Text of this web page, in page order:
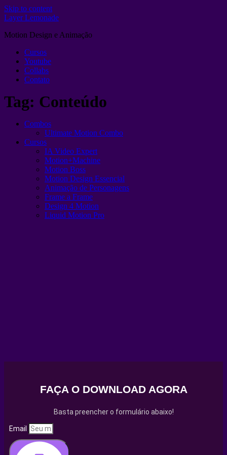
Skip to content
Layer Lemonade
Motion Design e Animação
Cursos
Youtube
Collabs
Contato
Tag: Conteúdo
Combos
Ultimate Motion Combo
Cursos
IA Video Expert
Motion+Machine
Motion Boss
Motion Design Essencial
Animação de Personagens
Frame a Frame
Design 4 Motion
Liquid Motion Pro
FAÇA O DOWNLOAD AGORA
Basta preencher o formulário abaixo!
Email